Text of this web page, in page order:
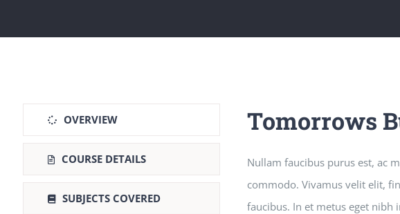
OVERVIEW
COURSE DETAILS
SUBJECTS COVERED
Tomorrows
Nullam faucibus purus est, ac
commodo. Vivamus velit elit,
faucibus. In et metus eget nibh